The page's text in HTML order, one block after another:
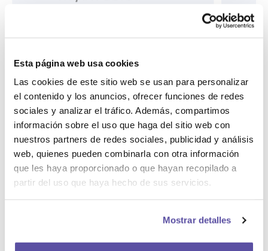
Esta página web usa cookies
Las cookies de este sitio web se usan para personalizar
el contenido y los anuncios, ofrecer funciones de redes
sociales y analizar el tráfico. Además, compartimos
información sobre el uso que haga del sitio web con
nuestros partners de redes sociales, publicidad y análisis
web, quienes pueden combinarla con otra información
que les haya proporcionado o que hayan recopilado a
partir del uso que haya hecho de sus servicios.
Mostrar detalles